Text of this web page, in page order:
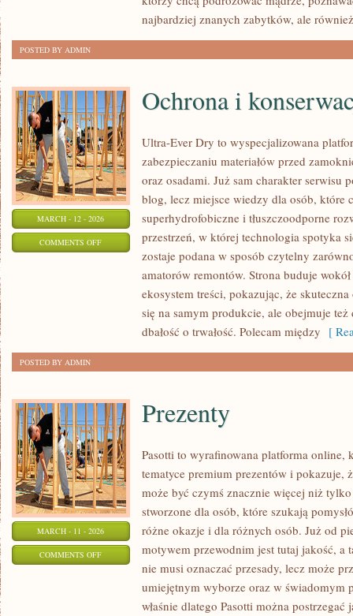
najbardziej znanych zabytków, ale
POSTED BY ADMIN
MARCH - 12 - 2026
COMMENTS OFFON
KONSERWACJA
Ochrona i
Ultra-Ever Dry to wyspecjalizowana
zabezpieczaniu materiałów przed
oraz osadami. Już sam charakter serwisu
blog, lecz miejsce wiedzy dla osób, które
superhydrofobiczne i tłuszczoodporne
przestrzeń, w której technologia spotyka
zostaje podana w sposób czytelny
amatorów remontów. Strona buduje
ekosystem treści, pokazując, że
się na samym produkcie, ale obejmuje
dbałość o trwałość. Polecam między [
POSTED BY ADMIN
MARCH - 11 - 2026
COMMENTS OFFON
Prezenty
Pasotti to wyrafinowana platforma online,
tematyce premium prezentów i pokazuje,
może być czymś znacznie więcej niż
stworzone dla osób, które szukają
różne okazje i dla różnych osób. Już od
motywem przewodnim jest tutaj jakość, a
nie musi oznaczać przesady, lecz może
umiejętnym wyborze oraz w świadomym
właśnie dlatego Pasotti można